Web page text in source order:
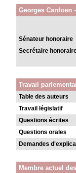
Georges Cardoen
Sénateur honoraire
Secrétaire
Travail
Table des auteurs
Travail législatif
Questions écrites
Questions orales
Demandes
Membre actuel